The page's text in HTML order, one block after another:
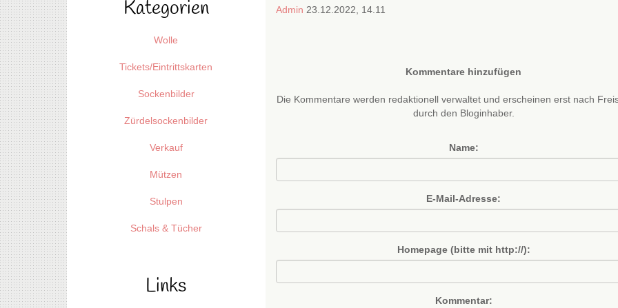
Admin 23.12.2022, 14.11
Kommentare hinzufügen
Die Kommentare werden redaktionell verwaltet und erscheinen erst nach
durch den Bloginhaber.
Name:
E-Mail-Adresse:
Homepage (bitte mit http://):
Kommentar:
Kategorien
Wolle
Tickets/Eintrittskarten
Sockenbilder
Zürdelsockenbilder
Verkauf
Mützen
Stulpen
Schals & Tücher
Links